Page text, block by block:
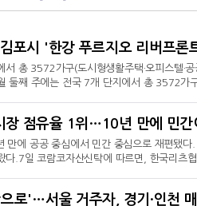
포시 '한강 푸르지오 리버프론
총 3572가구(도시형생활주택·오피스텔·
둘째 주에는 전국 7개 단지에서 총 3572가
은 오는 11일 이 단지의 1순위 청약을 받는
장 점유율 1위…10년 만에 민간
만에 공공 중심에서 민간 중심으로 재편됐
다.7일 코람코자산신탁에 따르면, 한국리
2위를 기록했다. 한국리츠협회는 민관 통
로'…서울 거주자, 경기·인천